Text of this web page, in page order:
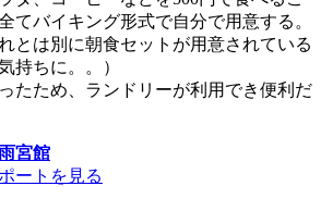
てバイキング形式で自分で用意する。
とは別に朝食セットが用意されている
持ちに。。）
たため、ランドリーが利用でき便利だ
宮館
ートを見る